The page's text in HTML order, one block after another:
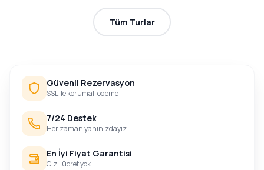
Tüm Turlar
Güvenli Rezervasyon
SSL ile korumalı ödeme
7/24 Destek
Her zaman yanınızdayız
En İyi Fiyat Garantisi
Gizli ücret yok